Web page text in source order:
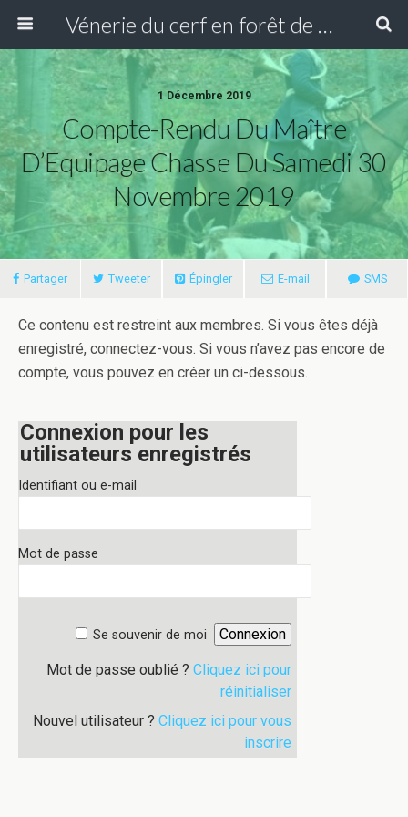
Vénerie du cerf en forêt de Compiègne
1 Décembre 2019
Compte-Rendu Du Maître
D’Equipage Chasse Du Samedi 30
Novembre 2019
Partager Tweeter Épingler E-mail SMS
Ce contenu est restreint aux membres. Si vous êtes déjà
enregistré, connectez-vous. Si vous n’avez pas encore de
compte, vous pouvez en créer un ci-dessous.
Connexion pour les
utilisateurs enregistrés
Identifiant ou e-mail
Mot de passe
Se souvenir de moi
Mot de passe oublié ? Cliquez ici pour
réinitialiser
Nouvel utilisateur ? Cliquez ici pour vous
inscrire